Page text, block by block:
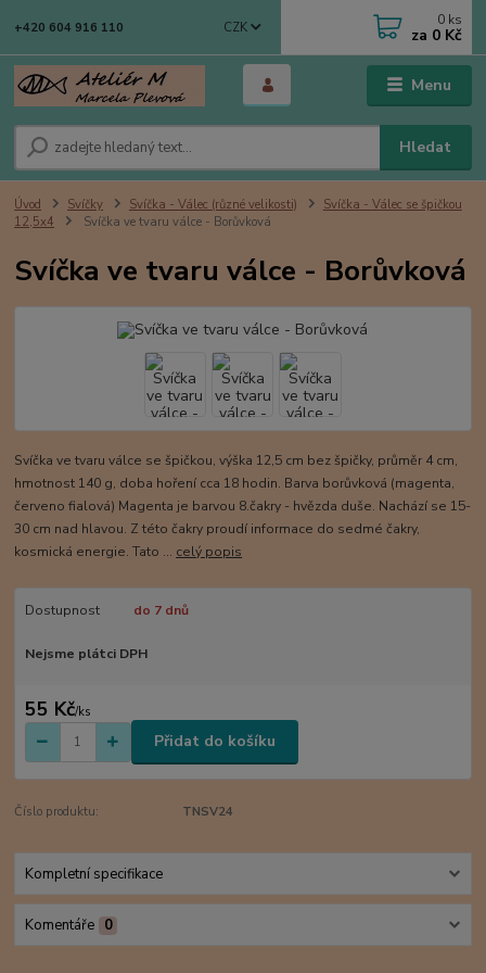
Menu
CZK
Hledat
+420 604 916 110 0 ks
za 0 Kč
Úvod Svíčky Svíčka - Válec (různé velikosti)
Svíčka - Válec se špičkou
12,5x4
Svíčka ve tvaru válce - Borůvková
Svíčka ve tvaru válce - Borůvková
Svíčka ve tvaru válce se špičkou, výška 12,5 cm bez špičky, průměr 4 cm,
hmotnost 140 g, doba hoření cca 18 hodin. Barva borůvková (magenta,
červeno fialová) Magenta je barvou 8.čakry - hvězda duše. Nachází se 15-
30 cm nad hlavou. Z této čakry proudí informace do sedmé čakry,
kosmická energie. Tato ... celý popis
Dostupnost do 7 dnů
Nejsme plátci DPH
55 Kč/ks
Přidat do košíku
Číslo produktu: TNSV24
Kompletní specifikace
Komentáře 0